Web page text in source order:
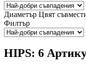
Диаметър Цвят
Филтър
HIPS: 6